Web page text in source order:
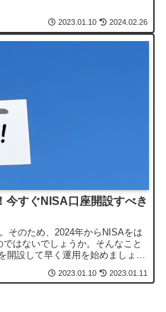
2023.01.10 2024.02.26
今すぐNISA口座開設すべき
そのため、2024年からNISAをは
はないでしょうか。そんなこと
開設して早く運用を始めましょ
2023.01.10 2023.01.11